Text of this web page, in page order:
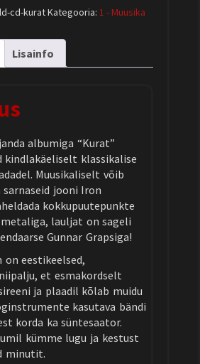
cd-kuratKategooria: 1 - Muusika
Lisainfo
albumiga “Kurat”
kindlakäeliselt klassikalise
Muusikaliselt võib
jooni Iron
kokkupuutepunkte
lauljat on sageli
Gunnar Grapsiga!
on eestikeelsed,
et esmakordselt
ja plaadil kõlab muidu
kasutava bändi
korda ka süntesaator.
kümme lugu ja kestust
minutit.